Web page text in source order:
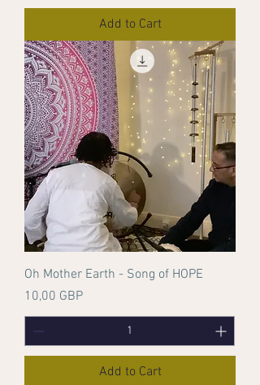
Add to Cart
Oh Mother Earth - Song of HOPE
Price
10,00 GBP
Add to Cart